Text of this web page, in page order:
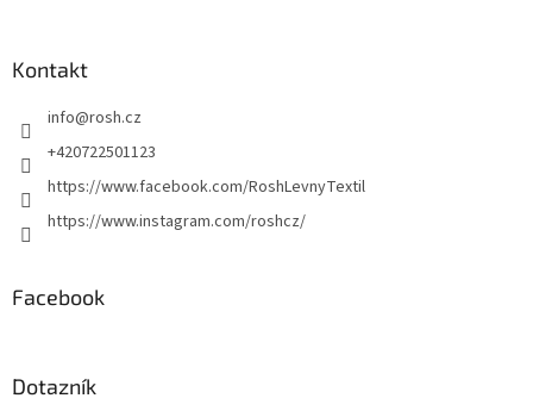
v
ý
Kontakt
info@rosh.cz
+420722501123
https://www.facebook.com/RoshLevnyTextil
https://www.instagram.com/roshcz/
Facebook
Dotazník